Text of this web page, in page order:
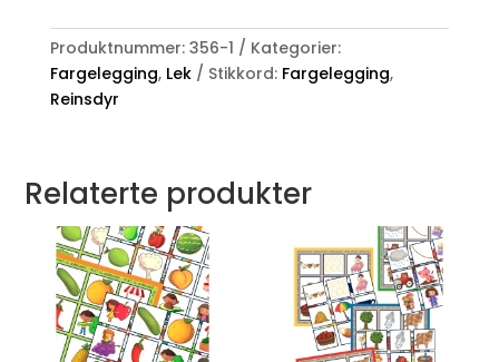
Produktnummer: 356-1
Kategorier:
Fargelegging, Lek Stikkord: Fargelegging,
Reinsdyr
Relaterte produkter